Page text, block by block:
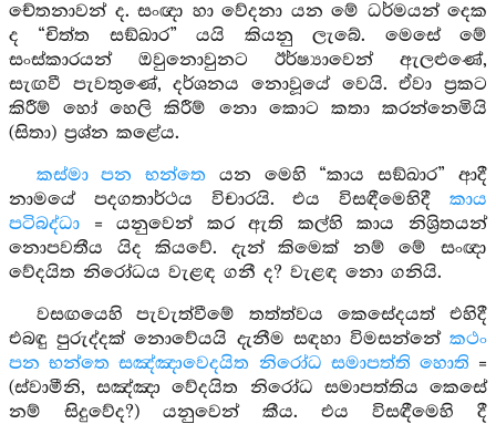
චේතනාවන් ද. සංඥා හා වේදනා යන මේ ධර්මයන් දෙක
ද “චිත්ත සඞ්ඛාර” යයි කියනු ලැබේ. මෙසේ මේ
සංස්කාරයන් ඔවුනොවුනට ඊර්ෂ්‍යාවෙන් ඇලළුණේ,
සැඟවී පැවතුණේ, දර්ශනය නොවූයේ වෙයි. ඒවා ප්‍රකට
කිරීම් හෝ හෙලි කිරීම් නො කොට කතා කරන්නෙමියි
(සිතා) ප්‍රශ්න කළේය.
කස්මා පන භන්තෙ යන මෙහි “කාය සඞ්ඛාර” ආදී
නාමයේ පදගතාර්ථය විචාරයි. එය විසඳීමෙහිදී කාය
පටිබද්ධා = යනුවෙන් කර ඇති කල්හි කාය නිශ්‍රිතයන්
නොපවතීය යිද කියවේ. දැන් කිමෙක් නම් මේ සංඥා
වේදයිත නිරෝධය වැළඳ ගනී ද? වැළඳ නො ගනියි.
වසඟයෙහි පැවැත්වීමේ තත්ත්වය කෙසේදයත් එහිදී
එබඳු පුරුද්දක් නොවේයයි දැනීම සඳහා විමසන්නේකථං
පන භන්තෙ සඤ්ඤාවෙදයිත නිරෝධ සමාපත්ති හොති =
(ස්වාමීනි, සඤ්ඤා වේදයිත නිරෝධ සමාපත්තිය කෙසේ
නම් සිදුවේද?) යනුවෙන් කීය. එය විසඳීමෙහි දී